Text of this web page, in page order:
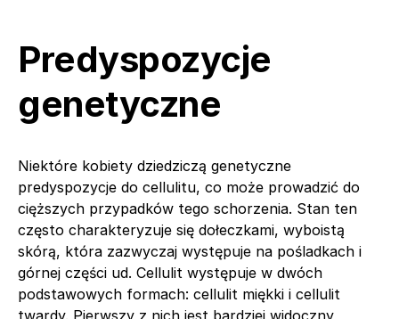
Predyspozycje
genetyczne
Niektóre kobiety dziedziczą genetyczne
predyspozycje do cellulitu, co może prowadzić do
cięższych przypadków tego schorzenia. Stan ten
często charakteryzuje się dołeczkami, wyboistą
skórą, która zazwyczaj występuje na pośladkach i
górnej części ud. Cellulit występuje w dwóch
podstawowych formach: cellulit miękki i cellulit
twardy. Pierwszy z nich jest bardziej widoczny,